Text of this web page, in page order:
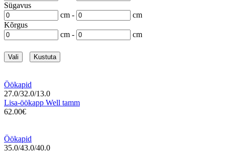
Sügavus
cm -
cm
Kõrgus
cm -
cm
Vali Kustuta
Öökapid
27.0/32.0/13.0
Lisa-öökapp Well tamm
62.00€
Öökapid
35.0/43.0/40.0